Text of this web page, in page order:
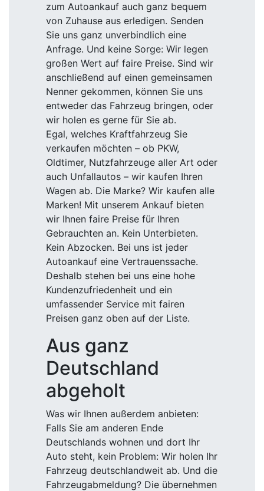
zum Autoankauf auch ganz bequem
von Zuhause aus erledigen. Senden
Sie uns ganz unverbindlich eine
Anfrage. Und keine Sorge: Wir legen
großen Wert auf faire Preise. Sind wir
anschließend auf einen gemeinsamen
Nenner gekommen, können Sie uns
entweder das Fahrzeug bringen, oder
wir holen es gerne für Sie ab.
Egal, welches Kraftfahrzeug Sie
verkaufen möchten – ob PKW,
Oldtimer, Nutzfahrzeuge aller Art oder
auch Unfallautos – wir kaufen Ihren
Wagen ab. Die Marke? Wir kaufen alle
Marken! Mit unserem Ankauf bieten
wir Ihnen faire Preise für Ihren
Gebrauchten an. Kein Unterbieten.
Kein Abzocken. Bei uns ist jeder
Autoankauf eine Vertrauenssache.
Deshalb stehen bei uns eine hohe
Kundenzufriedenheit und ein
umfassender Service mit fairen
Preisen ganz oben auf der Liste.
Aus ganz
Deutschland
abgeholt
Was wir Ihnen außerdem anbieten:
Falls Sie am anderen Ende
Deutschlands wohnen und dort Ihr
Auto steht, kein Problem: Wir holen Ihr
Fahrzeug deutschlandweit ab. Und die
Fahrzeugabmeldung? Die übernehmen